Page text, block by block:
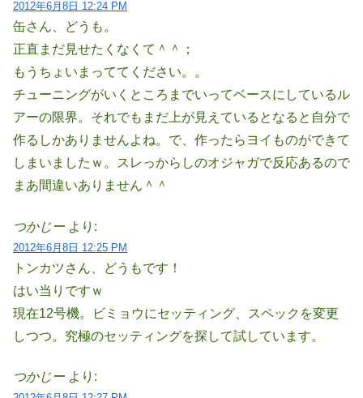
2012年6月8日 12:24 PM
缶さん、どうも。
正直まだ見せたくなくて＾＾；
もうちょいまっててください。。
チューニングがいくところまでいってベースにしているル
アーの限界。それでもまだ上が見えているとなると自分で
作るしかありませんよね。で、作ったらヨイものができて
しまいましたｗ。スレっからしのオジャガで反応あるので
まあ間違いありません＾＾
つかじー より:
2012年6月8日 12:25 PM
トンカツさん、どうもです！
はい当りですｗ
現在12号機。ビミョウにセッティング、スペックを変更
しつつ。究極のセッティングを探して試しています。
つかじー より: